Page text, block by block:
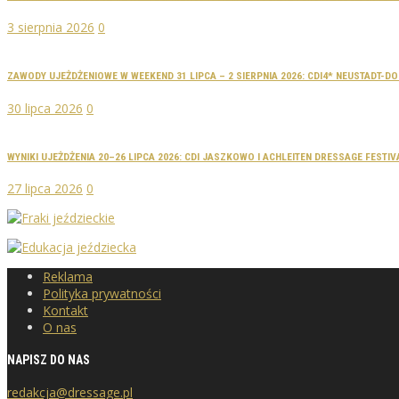
3 sierpnia 2026 0
ZAWODY UJEŻDŻENIOWE W WEEKEND 31 LIPCA – 2 SIERPNIA 2026: CDI4* NEUSTADT-
30 lipca 2026 0
WYNIKI UJEŻDŻENIA 20–26 LIPCA 2026: CDI JASZKOWO I ACHLEITEN DRESSAGE
27 lipca 2026 0
Reklama
Polityka prywatności
Kontakt
O nas
NAPISZ DO NAS
redakcja@dressage.pl